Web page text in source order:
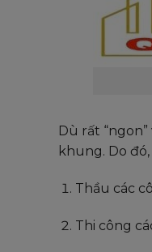
Dù rất
khung. Do
Thầu các
Thi công